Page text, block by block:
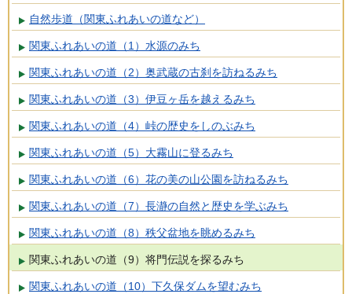
自然歩道（関東ふれあいの道など）
関東ふれあいの道（1）水源のみち
関東ふれあいの道（2）奥武蔵の古刹を訪ねるみち
関東ふれあいの道（3）伊豆ヶ岳を越えるみち
関東ふれあいの道（4）峠の歴史をしのぶみち
関東ふれあいの道（5）大霧山に登るみち
関東ふれあいの道（6）花の美の山公園を訪ねるみち
関東ふれあいの道（7）長瀞の自然と歴史を学ぶみち
関東ふれあいの道（8）秩父盆地を眺めるみち
関東ふれあいの道（9）将門伝説を探るみち
関東ふれあいの道（10）下久保ダムを望むみち